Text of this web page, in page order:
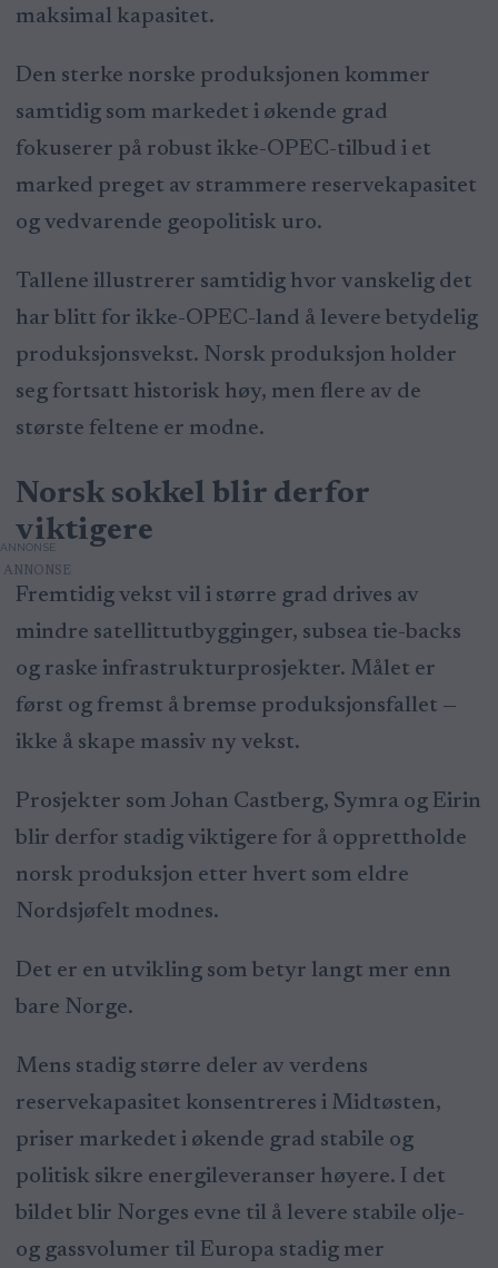
maksimal kapasitet.
Den sterke norske produksjonen kommer
samtidig som markedet i økende grad
fokuserer på robust ikke-OPEC-tilbud i et
marked preget av strammere reservekapasitet
og vedvarende geopolitisk uro.
Tallene illustrerer samtidig hvor vanskelig det
har blitt for ikke-OPEC-land å levere betydelig
produksjonsvekst. Norsk produksjon holder
seg fortsatt historisk høy, men flere av de
største feltene er modne.
Norsk sokkel blir derfor
viktigere
ANNONSE
Fremtidig vekst vil i større grad drives av
mindre satellittutbygginger, subsea tie-backs
og raske infrastrukturprosjekter. Målet er
først og fremst å bremse produksjonsfallet —
ikke å skape massiv ny vekst.
Prosjekter som Johan Castberg, Symra og Eirin
blir derfor stadig viktigere for å opprettholde
norsk produksjon etter hvert som eldre
Nordsjøfelt modnes.
Det er en utvikling som betyr langt mer enn
bare Norge.
Mens stadig større deler av verdens
reservekapasitet konsentreres i Midtøsten,
priser markedet i økende grad stabile og
politisk sikre energileveranser høyere. I det
bildet blir Norges evne til å levere stabile olje-
og gassvolumer til Europa stadig mer